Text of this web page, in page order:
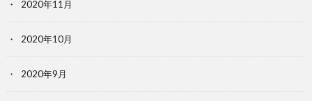
2020年11月
2020年10月
2020年9月